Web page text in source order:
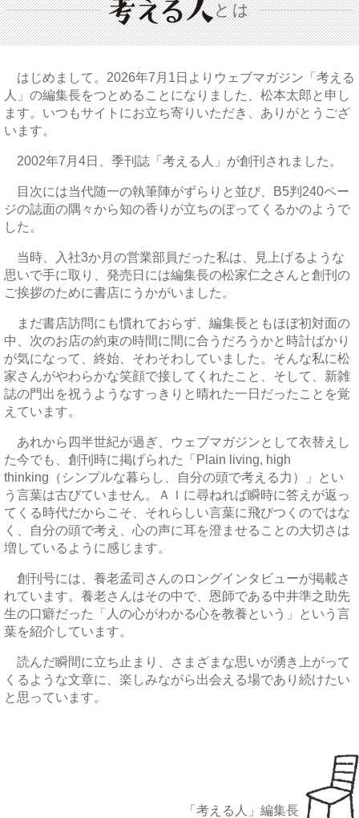
とは
はじめまして。2026年7月1日よりウェブマガジン「考える
人」の編集長をつとめることになりました、松本太郎と申し
ます。いつもサイトにお立ち寄りいただき、ありがとうござ
います。
2002年7月4日、季刊誌「考える人」が創刊されました。
目次には当代随一の執筆陣がずらりと並び、B5判240ペー
ジの誌面の隅々から知の香りが立ちのぼってくるかのようで
した。
当時、入社3か月の営業部員だった私は、見上げるような
思いで手に取り、発売日には編集長の松家仁之さんと創刊の
ご挨拶のために書店にうかがいました。
まだ書店訪問にも慣れておらず、編集長ともほぼ初対面の
中、次のお店の約束の時間に間に合うだろうかと時計ばかり
が気になって、終始、そわそわしていました。そんな私に松
家さんがやわらかな笑顔で接してくれたこと、そして、新雑
誌の門出を祝うようなすっきりと晴れた一日だったことを覚
えています。
あれから四半世紀が過ぎ、ウェブマガジンとして衣替えし
た今でも、創刊時に掲げられた「Plain living, high
thinking（シンプルな暮らし、自分の頭で考える力）」とい
う言葉は古びていません。ＡＩに尋ねれば瞬時に答えが返っ
てくる時代だからこそ、それらしい言葉に飛びつくのではな
く、自分の頭で考え、心の声に耳を澄ませることの大切さは
増しているように感じます。
創刊号には、養老孟司さんのロングインタビューが掲載さ
れています。養老さんはその中で、恩師である中井準之助先
生の口癖だった「人の心がわかる心を教養という」という言
葉を紹介しています。
読んだ瞬間に立ち止まり、さまざまな思いが湧き上がって
くるような文章に、楽しみながら出会える場であり続けたい
と思っています。
「考える人」編集長